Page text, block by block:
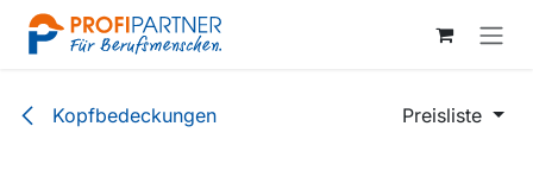
Zum Inhalt springen
Kopfbedeckungen Preisliste